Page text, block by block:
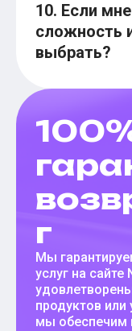
10. Если
сложность
выбрать?
г
Мы
услуг на
продуктов или
мы обеспечим